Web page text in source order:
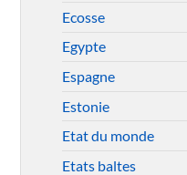
Ecosse
Egypte
Espagne
Estonie
Etat du monde
Etats baltes